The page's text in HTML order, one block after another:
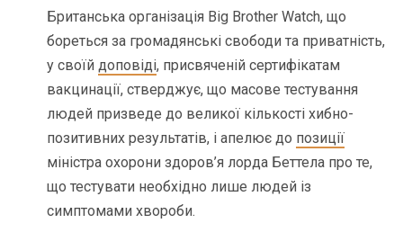
Британська організація Big Brother Watch, що
бореться за громадянські свободи та приватність,
у своїйдоповіді, присвяченій сертифікатам
вакцинації, стверджує, що масове тестування
людей призведе до великої кількості хибно-
позитивних результатів, і апелює до позиції
міністра охорони здоров’я лорда Беттела про те,
що тестувати необхідно лише людей із
симптомами хвороби.